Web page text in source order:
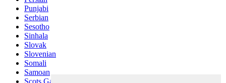
Punjabi
Serbian
Sesotho
Sinhala
Slovak
Slovenian
Somali
Samoan
Scots Gaelic